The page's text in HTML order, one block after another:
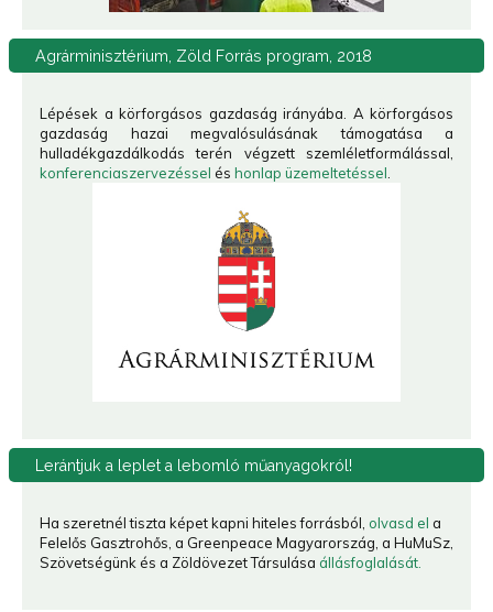
Agrárminisztérium, Zöld Forrás program, 2018
Lépések a körforgásos gazdaság irányába. A körforgásos
gazdaság hazai megvalósulásának támogatása a
hulladékgazdálkodás terén végzett szemléletformálással,
konferenciaszervezéssel és honlap üzemeltetéssel
Lerántjuk a leplet a lebomló műanyagokról!
Ha szeretnél tiszta képet kapni hiteles forrásból, olvasd el a
Felelős Gasztrohős, a Greenpeace Magyarország, a HuMuSz,
Szövetségünk és a Zöldövezet Társulása állásfoglalását.